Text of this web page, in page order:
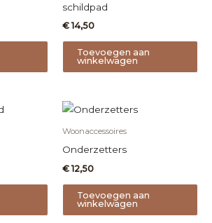
schildpad
€14,50
Toevoegen aan
winkelwagen
Woonaccessoires
Onderzetters
€12,50
Toevoegen aan
winkelwagen